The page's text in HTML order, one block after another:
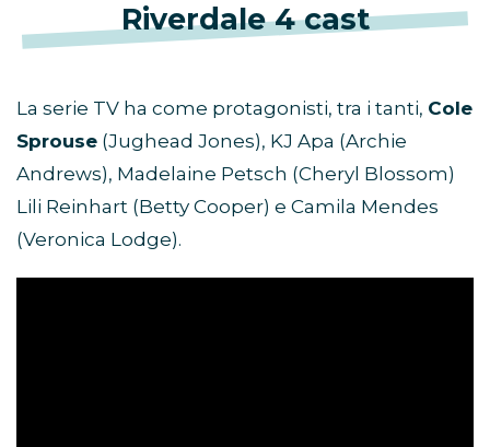
Riverdale 4 cast
La serie TV ha come protagonisti, tra i tanti, Cole
Sprouse (Jughead Jones), KJ Apa (Archie
Andrews), Madelaine Petsch (Cheryl Blossom)
Lili Reinhart (Betty Cooper) e Camila Mendes
(Veronica Lodge).